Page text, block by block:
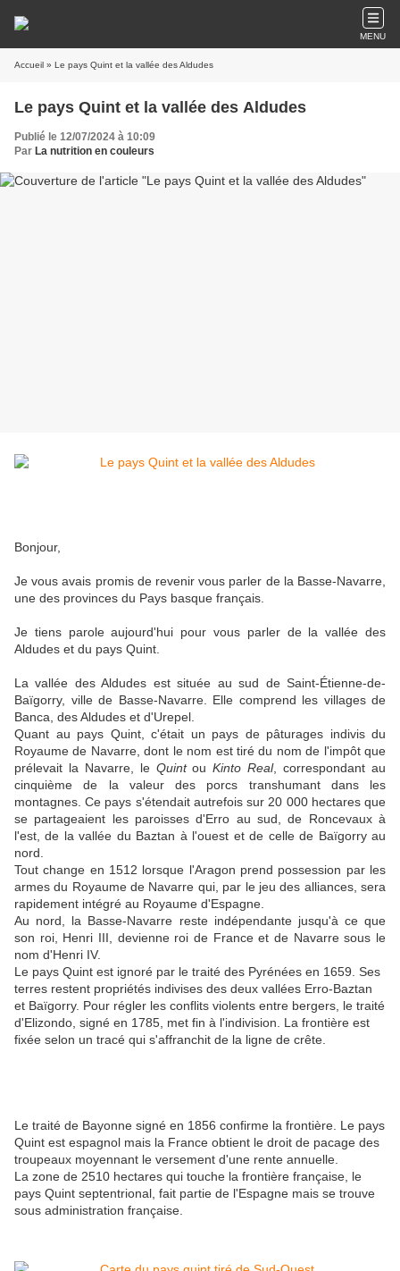
MENU
Accueil » Le pays Quint et la vallée des Aldudes
Le pays Quint et la vallée des Aldudes
Publié le 12/07/2024 à 10:09
Par La nutrition en couleurs
Bonjour,
Je vous avais promis de revenir vous parler de la Basse-Navarre,
une des provinces du Pays basque français.
Je tiens parole aujourd'hui pour vous parler de la vallée des
Aldudes et du pays Quint.
La vallée des Aldudes est située au sud de Saint-Étienne-de-
Baïgorry, ville de Basse-Navarre. Elle comprend les villages de
Banca, des Aldudes et d'Urepel.
Quant au pays Quint, c'était un pays de pâturages indivis du
Royaume de Navarre, dont le nom est tiré du nom de l'impôt que
prélevait la Navarre, le QuintouKinto Real, correspondant au
cinquième de la valeur des porcs transhumant dans les
montagnes. Ce pays s'étendait autrefois sur 20 000 hectares que
se partageaient les paroisses d'Erro au sud, de Roncevaux à
l'est, de la vallée du Baztan à l'ouest et de celle de Baïgorry au
nord.
Tout change en 1512 lorsque l'Aragon prend possession par les
armes du Royaume de Navarre qui, par le jeu des alliances, sera
rapidement intégré au Royaume d'Espagne.
Au nord, la Basse-Navarre reste indépendante jusqu'à ce que
son roi, Henri III, devienne roi de France et de Navarre sous le
nom d'Henri IV.
Le pays Quint est ignoré par le traité des Pyrénées en 1659. Ses
terres restent propriétés indivises des deux vallées Erro-Baztan
et Baïgorry. Pour régler les conflits violents entre bergers, le traité
d'Elizondo, signé en 1785, met fin à l'indivision. La frontière est
fixée selon un tracé qui s'affranchit de la ligne de crête.
Le traité de Bayonne signé en 1856 confirme la frontière. Le pays
Quint est espagnol mais la France obtient le droit de pacage des
troupeaux moyennant le versement d'une rente annuelle.
La zone de 2510 hectares qui touche la frontière française, le
pays Quint septentrional, fait partie de l'Espagne mais se trouve
sous administration française.